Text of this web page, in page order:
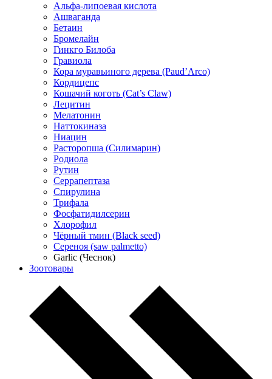
Альфа-липоевая кислота
Ашваганда
Бетаин
Бромелайн
Гинкго Билоба
Гравиола
Кора муравьиного дерева (Paud’Arco)
Кордицепс
Кошачий коготь (Cat’s Claw)
Лецитин
Мелатонин
Наттокиназа
Ниацин
Расторопша (Силимарин)
Родиола
Рутин
Серрапептаза
Спирулина
Трифала
Фосфатидилсерин
Хлорофил
Чёрный тмин (Black seed)
Сереноя (saw palmetto)
Garlic (Чеснок)
Зоотовары